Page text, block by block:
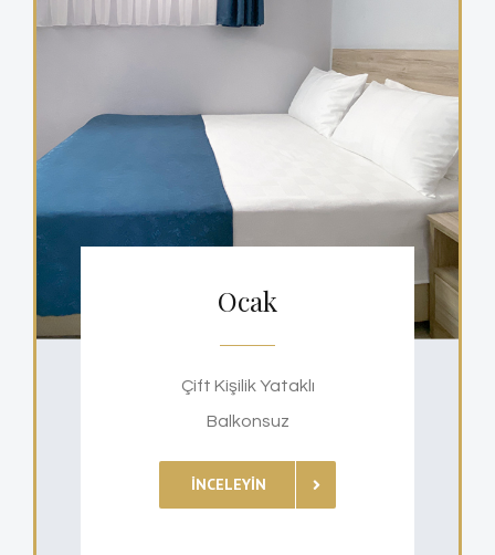
Ocak
Çift Kişilik Yataklı
Balkonsuz
İNCELEYIN